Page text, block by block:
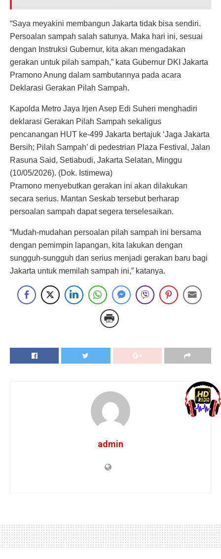
“Saya meyakini membangun Jakarta tidak bisa sendiri.
Persoalan sampah salah satunya. Maka hari ini, sesuai
dengan Instruksi Gubernur, kita akan mengadakan
gerakan untuk pilah sampah,” kata Gubernur DKI Jakarta
Pramono Anung dalam sambutannya pada acara
Deklarasi Gerakan Pilah Sampah.
Kapolda Metro Jaya Irjen Asep Edi Suheri menghadiri
deklarasi Gerakan Pilah Sampah sekaligus
pencanangan HUT ke-499 Jakarta bertajuk ‘Jaga Jakarta
Bersih; Pilah Sampah’ di pedestrian Plaza Festival, Jalan
Rasuna Said, Setiabudi, Jakarta Selatan, Minggu
(10/05/2026). (Dok. Istimewa)
Pramono menyebutkan gerakan ini akan dilakukan
secara serius. Mantan Seskab tersebut berharap
persoalan sampah dapat segera terselesaikan.
“Mudah-mudahan persoalan pilah sampah ini bersama
dengan pemimpin lapangan, kita lakukan dengan
sungguh-sungguh dan serius menjadi gerakan baru bagi
Jakarta untuk memilah sampah ini,” katanya.
admin